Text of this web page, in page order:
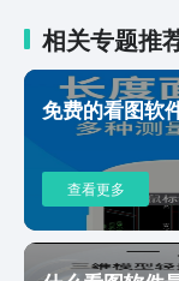
相关专题推
免费的看图软
查看更多